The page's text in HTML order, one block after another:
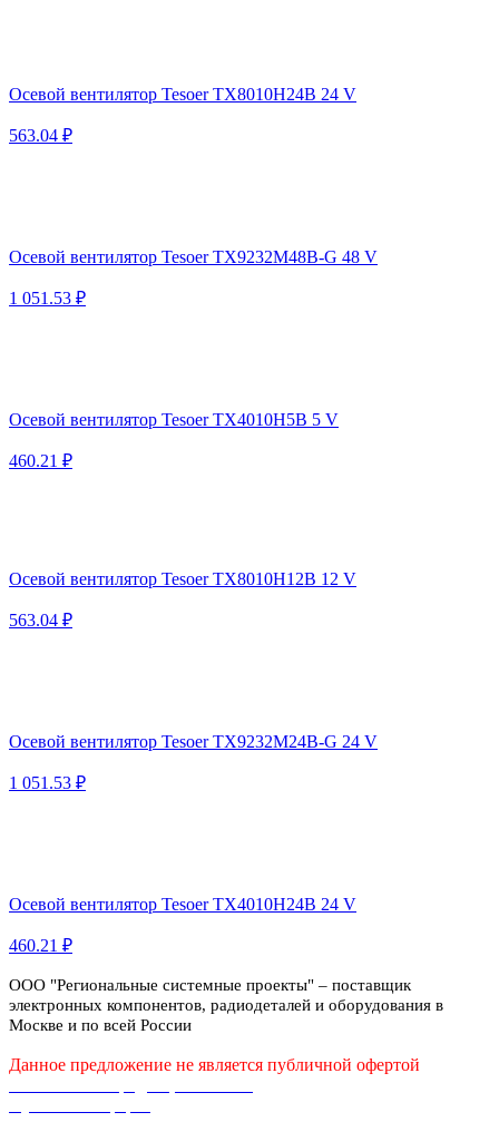
Осевой вентилятор Tesoer TX8010H24B 24 V
563.04 ₽
Осевой вентилятор Tesoer TX9232M48B-G 48 V
1 051.53 ₽
Осевой вентилятор Tesoer TX4010H5B 5 V
460.21 ₽
Осевой вентилятор Tesoer TX8010H12B 12 V
563.04 ₽
Осевой вентилятор Tesoer TX9232M24B-G 24 V
1 051.53 ₽
Осевой вентилятор Tesoer TX4010H24B 24 V
460.21 ₽
ООО "Региональные системные проекты" – поставщик
электронных компонентов, радиодеталей и оборудования в
Москве и по всей России
Данное предложение не является публичной офертой